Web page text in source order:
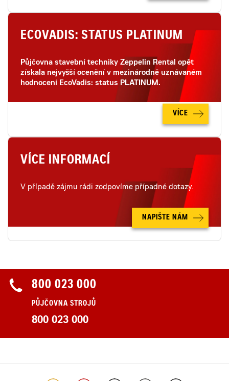
ECOVADIS: STATUS PLATINUM
Půjčovna stavební techniky Zeppelin Rental opět
získala nejvyšší ocenění v mezinárodně uznávaném
hodnocení EcoVadis: status PLATINUM.
VÍCE
VÍCE INFORMACÍ
V případě zájmu rádi zodpovíme případné dotazy.
NAPIŠTE NÁM
800 023 000
PŮJČOVNA STROJŮ
800 023 000